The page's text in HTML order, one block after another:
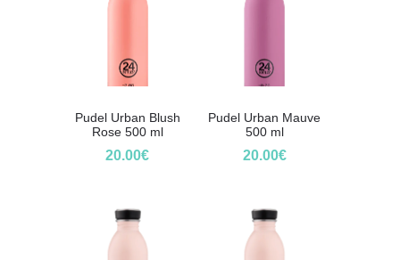
Pudel Urban Blush
Rose 500 ml
20.00€
Pudel Urban Mauve
500 ml
20.00€